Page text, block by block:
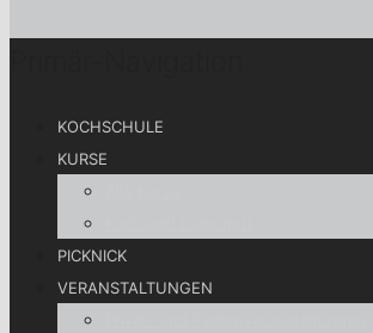
KOCHSCHULE
KURSE
PICKNICK
VERANSTALTUNGEN